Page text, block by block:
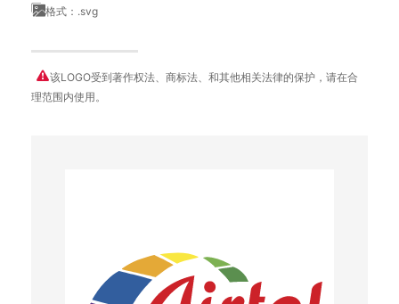
格式：.svg
该LOGO受到著作权法、商标法、和其他相关法律的保护，请在合
理范围内使用。